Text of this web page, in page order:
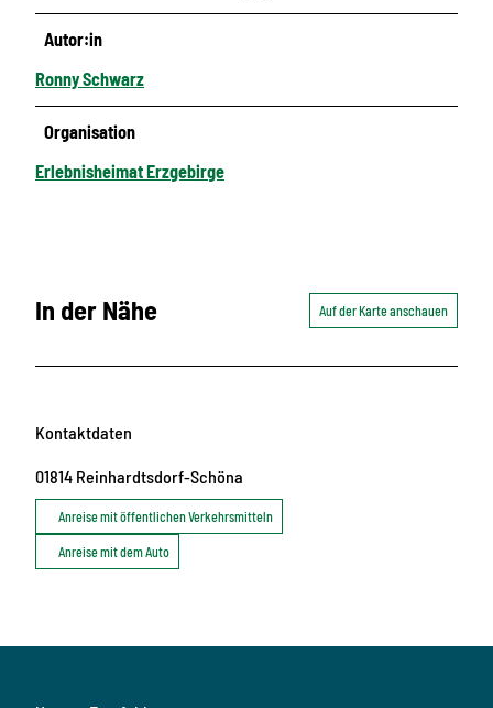
Autor:in
Ronny Schwarz
Organisation
Erlebnisheimat Erzgebirge
In der Nähe Auf der Karte anschauen
Kontaktdaten
01814 Reinhardtsdorf-Schöna
Anreise mit öffentlichen Verkehrsmitteln
Anreise mit dem Auto